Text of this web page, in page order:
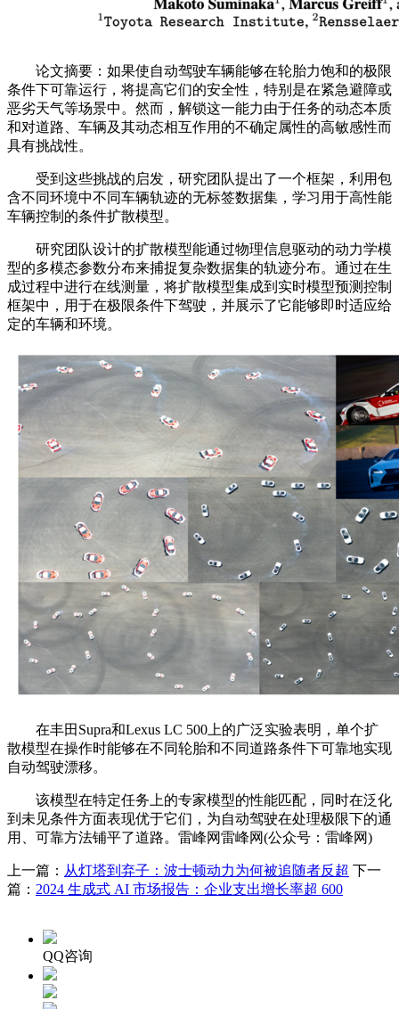
论文摘要：如果使自动驾驶车辆能够在轮胎力饱和的极限
条件下可靠运行，将提高它们的安全性，特别是在紧急避障或
恶劣天气等场景中。然而，解锁这一能力由于任务的动态本质
和对道路、车辆及其动态相互作用的不确定属性的高敏感性而
具有挑战性。
受到这些挑战的启发，研究团队提出了一个框架，利用包
含不同环境中不同车辆轨迹的无标签数据集，学习用于高性能
车辆控制的条件扩散模型。
研究团队设计的扩散模型能通过物理信息驱动的动力学模
型的多模态参数分布来捕捉复杂数据集的轨迹分布。通过在生
成过程中进行在线测量，将扩散模型集成到实时模型预测控制
框架中，用于在极限条件下驾驶，并展示了它能够即时适应给
定的车辆和环境。
在丰田Supra和Lexus LC 500上的广泛实验表明，单个扩
散模型在操作时能够在不同轮胎和不同道路条件下可靠地实现
自动驾驶漂移。
该模型在特定任务上的专家模型的性能匹配，同时在泛化
到未见条件方面表现优于它们，为自动驾驶在处理极限下的通
用、可靠方法铺平了道路。雷峰网雷峰网(公众号：雷峰网)
上一篇： 从灯塔到弃子：波士顿动力为何被追随者反超 下一
篇： 2024 生成式 AI 市场报告：企业支出增长率超 600
QQ咨询